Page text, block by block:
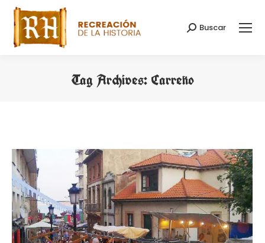
Search:
Buscar
Tag Archives: Carreño